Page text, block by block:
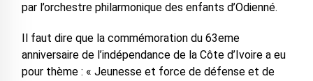
par l’orchestre philarmonique des enfants d’Odienné.
Il faut dire que la commémoration du 63eme
anniversaire de l’indépendance de la Côte d’Ivoire a eu
pour thème : « Jeunesse et force de défense et de